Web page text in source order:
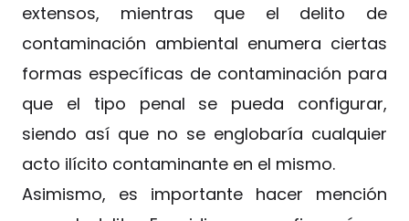
extensos, mientras que el delito de
contaminación ambiental enumera ciertas
formas específicas de contaminación para
que el tipo penal se pueda configurar,
siendo así que no se englobaría cualquier
acto ilícito contaminante en el mismo.
Asimismo, es importante hacer mención